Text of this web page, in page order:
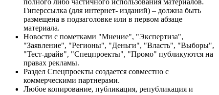
Гиперссылка (для интернет- изданий) – должна быть
размещена в подзаголовке или в первом абзаце
материала.
Новости с пометками "Мнение", "Экспертиза",
"Заявление", "Регионы", "Деньги", "Власть", "Выборы",
"Тест-драйв", "Спецпроекты", "Промо" публикуются на
правах рекламы.
Раздел Спецпроекты создается совместно с
коммерческими партнерами.
Любое копирование, публикация, републикация и